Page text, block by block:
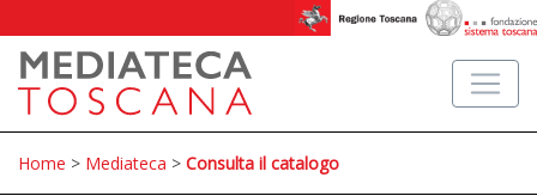
Home > Mediateca > Consulta il catalogo